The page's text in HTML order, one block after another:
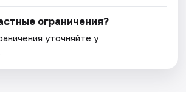
ограничения?
уточняйте у